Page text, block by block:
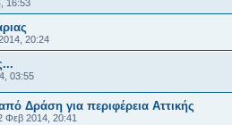
16:53
20:24
03:55
Δράση για περιφέρεια Αττικής
Φεβ 2014, 20:41